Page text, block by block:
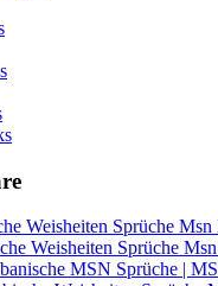
Weisheiten Sprüche
Weisheiten Sprüche
MSN Sprüche |